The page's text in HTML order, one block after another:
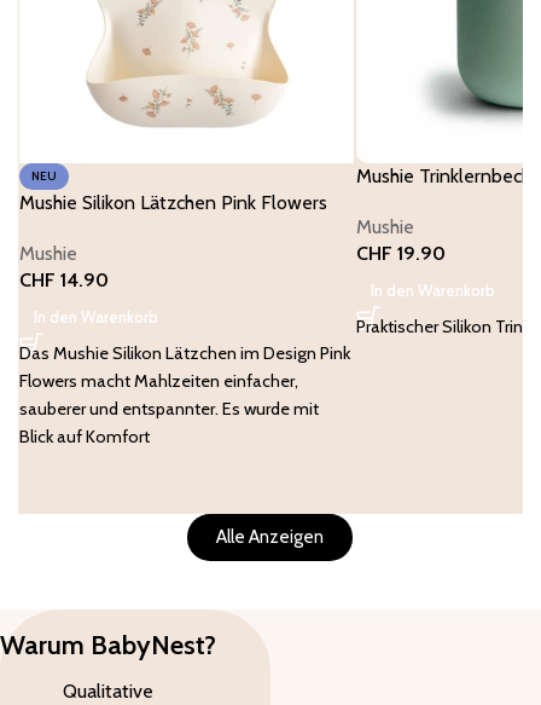
NEU
Mushie Silikon Lätzchen Pink Flowers
Mushie
CHF 14.90
In den Warenkorb
Das Mushie Silikon Lätzchen im Design Pink
Flowers macht Mahlzeiten einfacher,
sauberer und entspannter. Es wurde mit
Blick auf Komfort
Mushie
Mushie
CHF 19.90
In den Warenkorb
Praktischer Silikon
Alle Anzeigen
Warum BabyNest?
Qualitative